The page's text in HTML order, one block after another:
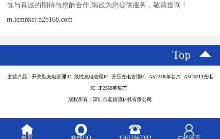
忱与真诚的期待与您的合作,竭诚为您提供服务，敬请垂询！
m.lemnker.b2b168.com
Top
主营产品：开关型充电管理IC 线性充电管理IC 升压充电管理IC AS224K单芯片 ASC6213充电
IC IP2368英集芯
版权所有：深圳市蓝鲸源科技有限公司